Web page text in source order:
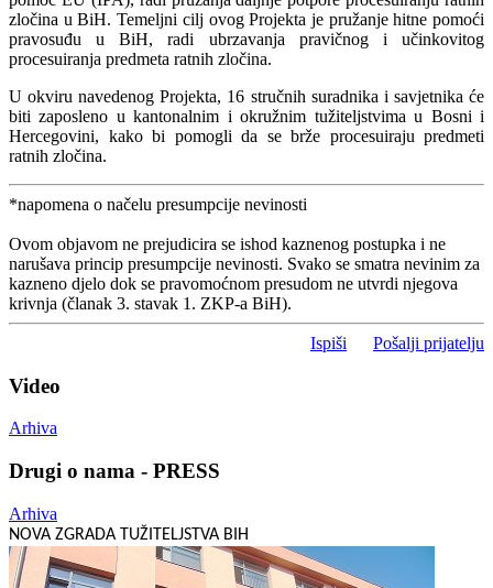
zločina u BiH. Temeljni cilj ovog Projekta je pružanje hitne pomoći
pravosuđu u BiH, radi ubrzavanja pravičnog i učinkovitog
procesuiranja predmeta ratnih zločina.
U okviru navedenog Projekta, 16 stručnih suradnika i savjetnika će
biti zaposleno u kantonalnim i okružnim tužiteljstvima u Bosni i
Hercegovini, kako bi pomogli da se brže procesuiraju predmeti
ratnih zločina.
*napomena o načelu presumpcije nevinosti
Ovom objavom ne prejudicira se ishod kaznenog postupka i ne
narušava princip presumpcije nevinosti. Svako se smatra nevinim za
kazneno djelo dok se pravomoćnom presudom ne utvrdi njegova
krivnja (članak 3. stavak 1. ZKP-a BiH).
Ispiši Pošalji prijatelju
Video
Arhiva
Drugi o nama - PRESS
Arhiva
NOVA ZGRADA TUŽITELJSTVA BIH